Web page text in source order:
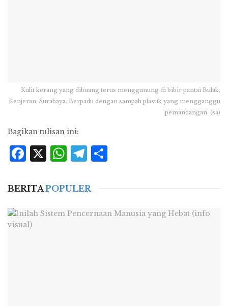
Kulit kerang yang dibuang terus menggunung di bibir pantai Bulak,
Kenjeran, Surabaya. Berpadu dengan sampah plastik yang mengganggu
pemandangan. (sa)
Bagikan tulisan ini:
Facebook
X WhatsApp
Telegram
BERITAPOPULER